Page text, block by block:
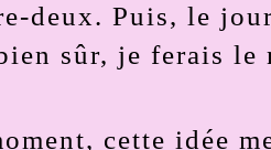
deux. Puis, le
sûr, je ferais le
cette idée